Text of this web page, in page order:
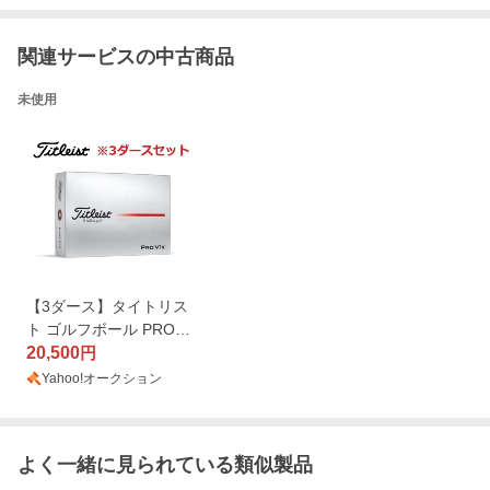
関連サービスの中古商品
未使用
【3ダース】タイトリス
ト ゴルフボール PROV
1x(プロV1x)ダブルナン
バー Titleist
20,500円
Yahoo!オークション
よく一緒に見られている類似製品